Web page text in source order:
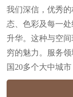
我们深信，优秀
态、色彩及每一
升华。这种与空
穷的魅力。服务
国20多个大中城